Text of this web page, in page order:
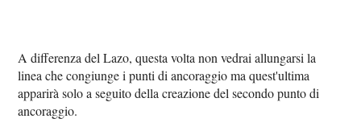
A differenza del Lazo, questa volta non vedrai allungarsi la
linea che congiunge i punti di ancoraggio ma quest'ultima
apparirà solo a seguito della creazione del secondo punto di
ancoraggio.